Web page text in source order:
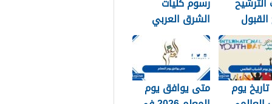
القبول
الملك خالد
الشرق العربي
1448 وكيفية
تسديد الرسوم
يوم
متى يوافق يوم